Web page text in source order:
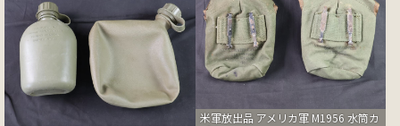
米軍放出品 アメリカ軍 M1956 水筒カ